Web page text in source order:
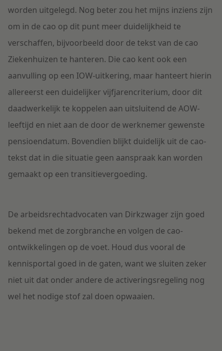
worden uitgelegd. Nog beter zou het mijns inziens zijn
om in de cao op dit punt meer duidelijkheid te
verschaffen, bijvoorbeeld door de tekst van de cao
Ziekenhuizen te hanteren. Die cao kent ook een
aanvulling op een IOW-uitkering, maar hanteert hierin
allereerst een duidelijker vijfjarencriterium, door dit
daadwerkelijk te koppelen aan uitsluitend de AOW-
leeftijd en niet aan de door de werknemer gewenste
pensioendatum. Bovendien blijkt duidelijk uit de cao-
tekst dat in die situatie geen aanspraak kan worden
gemaakt op een transitievergoeding.
De arbeidsrechtadvocaten van Dirkzwager zijn goed
bekend met de zorgbranche en volgen de cao-
ontwikkelingen op de voet. Houd dus vooral de
kennisportal goed in de gaten, want we sluiten zeker
niet uit dat onder andere de activeringsregeling nog
wel het nodige stof zal doen opwaaien.